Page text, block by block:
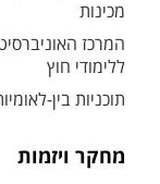
מכינות
המרכז
ללימודי חוץ
תוכניות בין-
מחקר ויזמות